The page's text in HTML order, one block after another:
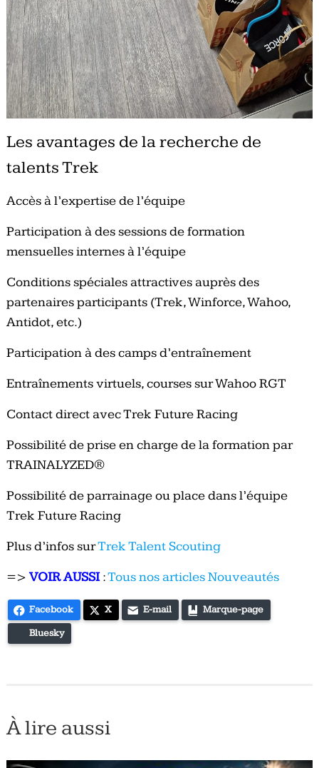
Les avantages de la recherche de
talents Trek
Accès à l’expertise de l’équipe
Participation à des sessions de formation
mensuelles internes à l’équipe
Conditions spéciales attractives auprès des
partenaires participants (Trek, Winforce, Wahoo,
Antidot, etc.)
Participation à des camps d’entraînement
Entraînements virtuels, courses sur Wahoo RGT
Contact direct avec Trek Future Racing
Possibilité de prise en charge de la formation par
TRAINALYZED®
Possibilité de parrainage ou place dans l’équipe
Trek Future Racing
Plus d’infos surTrek Talent Scouting
=>VOIR AUSSI:Tous nos articles Nouveautés
Facebook X E-mail Marque-page
Bluesky
À lire aussi